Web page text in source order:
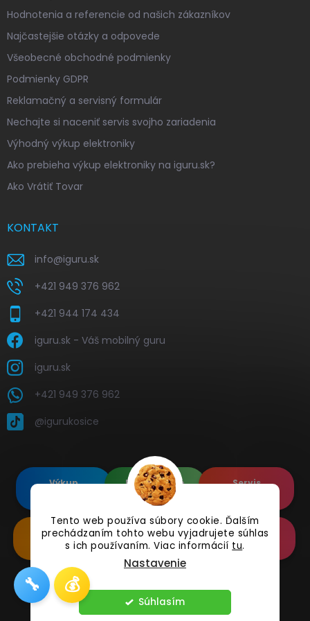
Tento web používa súbory cookie. Ďalším
prechádzaním tohto webu vyjadrujete súhlas
s ich používaním. Viac informácií tu.
Nastavenie
Súhlasím
Hodnotenia a referencie od našich zákazníkov
Najčastejšie otázky a odpovede
Všeobecné obchodné podmienky
Podmienky GDPR
Reklamačný a servisný formulár
Nechajte si naceniť servis svojho zariadenia
Výhodný výkup elektroniky
Ako prebieha výkup elektroniky na iguru.sk?
Ako Vrátiť Tovar
KONTAKT
info@iguru.sk
+421 949 376 962
+421 944 174 434
iguru.sk - Váš mobilný guru
iguru.sk
+421 949 376 962
@igurukosice
Výkup
Renovované
Apple's
Servis
Renovované
Samsung's
Doplnkové
Príslušenstvo
Online
Reklamácia
Copyright 2026 iguru.sk. Všetky práva vyhradené.
🔧 💰